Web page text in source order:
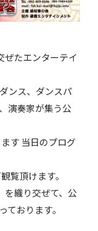
ぜたエンターテイ
ンス、ダンスパ
演奏家が集う公
す 当日のプログ
覧頂けます。
を織り交ぜて、公
ております。